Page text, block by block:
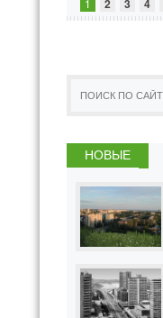
1 2 3 4
НОВЫЕ